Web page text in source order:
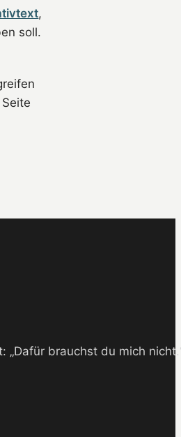
,
soll.
brauchst du mich